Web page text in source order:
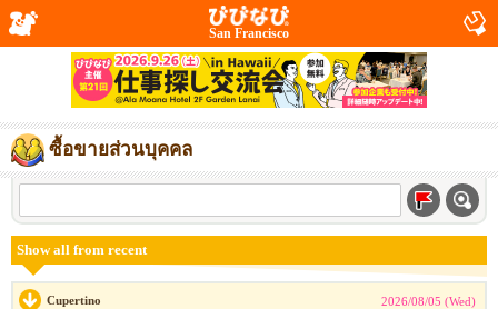
San Francisco
ซื้อขายส่วนบุคคล
Show all from recent
Cupertino 2026/08/05 (Wed)